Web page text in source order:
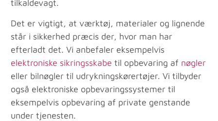
tilkaldevagt.
Det er vigtigt, at værktøj, materialer og lignende
står i sikkerhed præcis der, hvor man har
efterladt det. Vi anbefaler eksempelvis
elektroniske sikringsskabe til opbevaring af nøgler
eller bilnøgler til udrykningskørertøjer. Vi tilbyder
også elektroniske opbevaringssystemer til
eksempelvis opbevaring af private genstande
under tjenesten.